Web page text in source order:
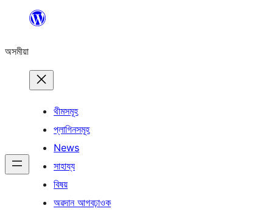
বিষয়বস্তুলৈ
অসমীয়া
থীমসমূহ
প্লাগিনসমূহ
News
সাহায্য
বিষয়
অৱদান আগবঢ়াওক